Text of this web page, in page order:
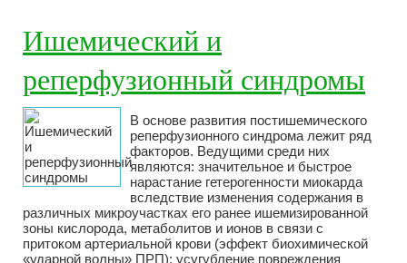
Ишемический и
реперфузионный синдромы
В основе развития постишемического
реперфузионного синдрома лежит ряд
факторов. Ведущими среди них
являются: значительное и быстрое
нарастание гетерогенности миокарда
вследствие изменения содержания в
различных микроучастках его ранее ишемизированной
зоны кислорода, метаболитов и ионов в связи с
притоком артериальной крови (эффект биохимической
«ударной волны» ПРП); усугубление повреждения